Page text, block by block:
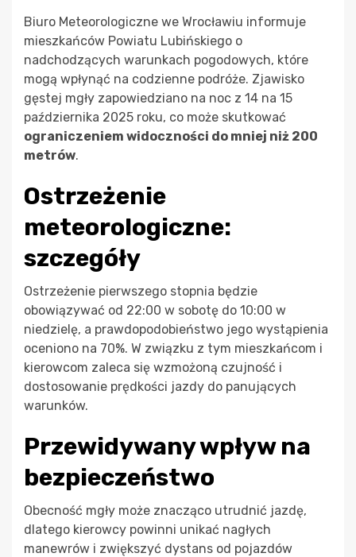
Biuro Meteorologiczne we Wrocławiu informuje
mieszkańców Powiatu Lubińskiego o
nadchodzących warunkach pogodowych, które
mogą wpłynąć na codzienne podróże. Zjawisko
gęstej mgły zapowiedziano na noc z 14 na 15
października 2025 roku, co może skutkować
ograniczeniem widoczności do mniej niż 200
metrów.
Ostrzeżenie
meteorologiczne:
szczegóły
Ostrzeżenie pierwszego stopnia będzie
obowiązywać od 22:00 w sobotę do 10:00 w
niedzielę, a prawdopodobieństwo jego wystąpienia
oceniono na 70%. W związku z tym mieszkańcom i
kierowcom zaleca się wzmożoną czujność i
dostosowanie prędkości jazdy do panujących
warunków.
Przewidywany wpływ na
bezpieczeństwo
Obecność mgły może znacząco utrudnić jazdę,
dlatego kierowcy powinni unikać nagłych
manewrów i zwiększyć dystans od pojazdów